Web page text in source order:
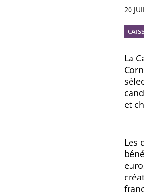
20
La
et
Les